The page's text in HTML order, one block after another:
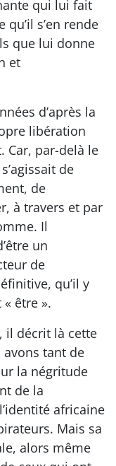
qui lui fait
s’en rende
que lui donne
et
d’après la
libération
Car, par-delà le
de
de
à travers et par
Il
un
de
qu’il y
être ».
il décrit là cette
tant de
la négritude
de la
africaine
Mais sa
alors même